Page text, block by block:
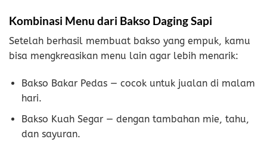
Kombinasi Menu dari Bakso Daging Sapi
Setelah berhasil membuat bakso yang empuk, kamu
bisa mengkreasikan menu lain agar lebih menarik:
Bakso Bakar Pedas — cocok untuk jualan di malam
hari.
Bakso Kuah Segar — dengan tambahan mie, tahu,
dan sayuran.